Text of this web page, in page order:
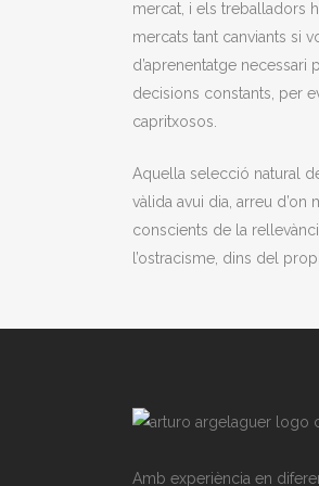
mercat, i els treballadors
mercats tant canviants si
d’aprenentatge
decisions constants, per
capritxosos.
Aquella selecció natural
vàlida avui dia, arreu
conscients de la
l’ostracisme, dins del
Amb experiència en